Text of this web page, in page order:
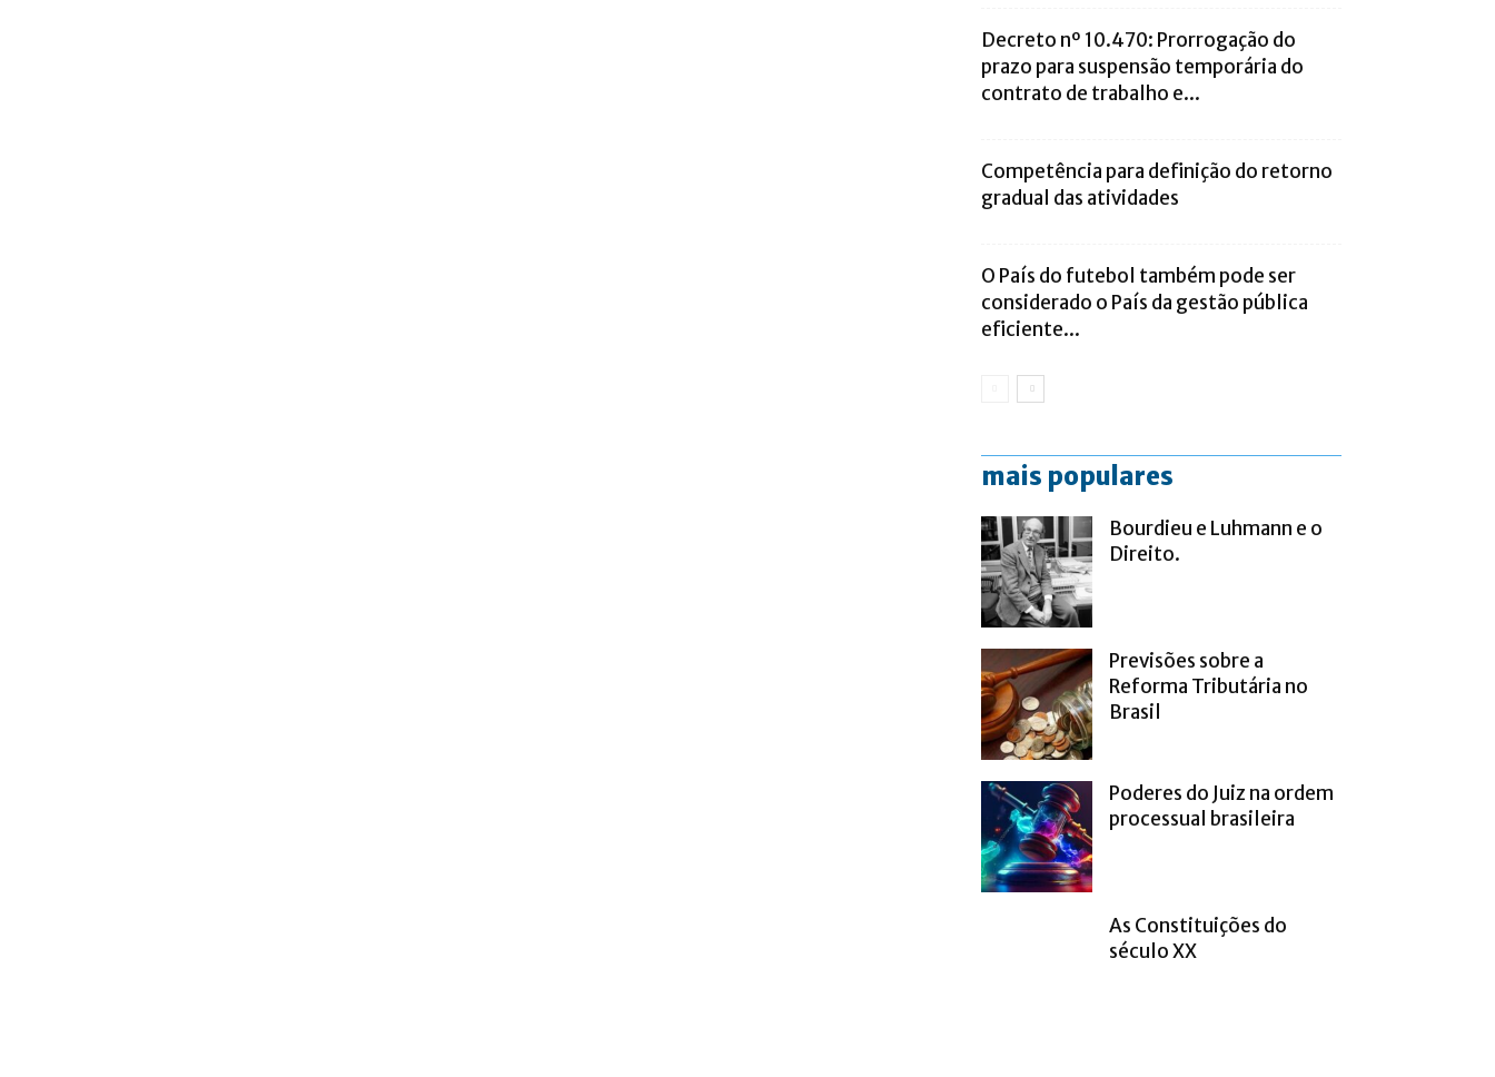
Decreto nº 10.470: Prorrogação do
prazo para suspensão temporária do
contrato de trabalho e...
Competência para definição do retorno
gradual das atividades
O País do futebol também pode ser
considerado o País da gestão pública
eficiente...
mais populares
Bourdieu e Luhmann e o
Direito.
Previsões sobre a
Reforma Tributária no
Brasil
Poderes do Juiz na ordem
processual brasileira
As Constituições do
século XX